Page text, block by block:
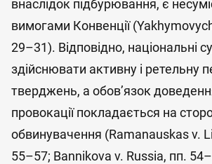
внаслідок підбурювання, є
вимогами Конвенції
29–31). Відповідно, національні
здійснювати активну і ретельну
тверджень, а обов’язок
провокації покладається на
обвинувачення (Ramanauskas v.
55–57; Bannikova v. Russia, пп.